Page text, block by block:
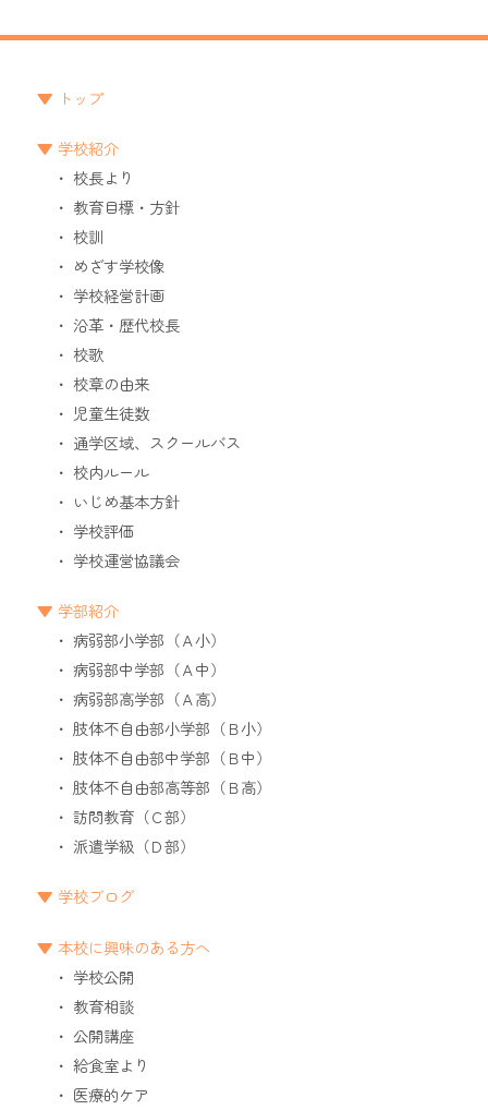
トップ
学校紹介
校長より
教育目標・方針
校訓
めざす学校像
学校経営計画
沿革・歴代校長
校歌
校章の由来
児童生徒数
通学区域、スクールバス
校内ルール
いじめ基本方針
学校評価
学校運営協議会
学部紹介
病弱部小学部（Ａ小）
病弱部中学部（Ａ中）
病弱部高学部（Ａ高）
肢体不自由部小学部（Ｂ小）
肢体不自由部中学部（Ｂ中）
肢体不自由部高等部（Ｂ高）
訪問教育（Ｃ部）
派遣学級（Ｄ部）
学校ブログ
本校に興味のある方へ
学校公開
教育相談
公開講座
給食室より
医療的ケア